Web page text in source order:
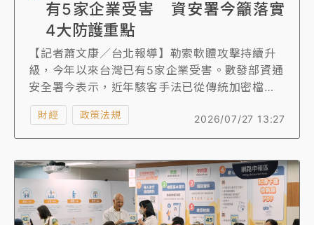
有5家企業受害 資安署今籲落實
4大防護重點
【記者蕭文康／台北報導】勒索軟體攻擊持續升
級，今年以來台灣已有5家企業受害。數發部資通
安全署今表示，近年駭客手法已從傳統加密檔案
勒索，演變為結合竊取機敏資料、威脅公開外洩
的雙重勒索模式，加上生成式AI技術助長攻擊自
動化與精準化，使全球攻擊事件快速增加。資安
實系統備份、保持軟體更新、強化帳密安全並防
範社交工程攻擊，並建議受害者切勿支付贖金，
透過建立正確資安觀念與落實日常防護，有效降
低攻擊衝擊。
2026/07/27 13:27
財經 政策法規